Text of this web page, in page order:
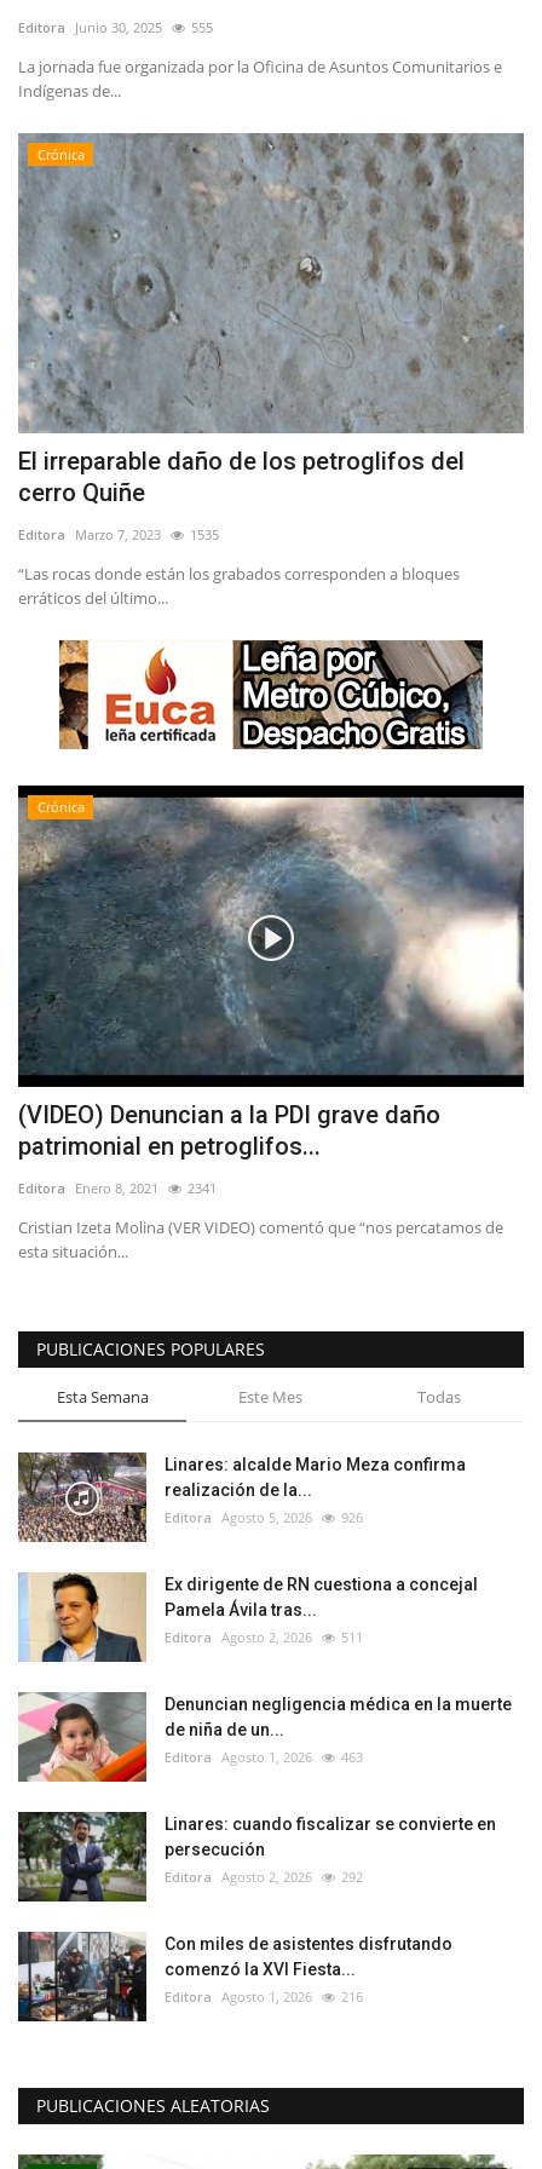
Editora Junio 30, 2025 555
La jornada fue organizada por la Oficina de Asuntos Comunitarios e
Indígenas de...
Crónica
El irreparable daño de los petroglifos del
cerro Quiñe
Editora Marzo 7, 2023 1535
“Las rocas donde están los grabados corresponden a bloques
erráticos del último...
Crónica
(VIDEO) Denuncian a la PDI grave daño
patrimonial en petroglifos...
Editora Enero 8, 2021 2341
Cristian Izeta Molina (VER VIDEO) comentó que “nos percatamos de
esta situación...
PUBLICACIONES POPULARES
Esta Semana Este Mes Todas
Linares: alcalde Mario Meza confirma
realización de la...
Editora Agosto 5, 2026 926
Ex dirigente de RN cuestiona a concejal
Pamela Ávila tras...
Editora Agosto 2, 2026 511
Denuncian negligencia médica en la muerte
de niña de un...
Editora Agosto 1, 2026 463
Linares: cuando fiscalizar se convierte en
persecución
Editora Agosto 2, 2026 292
Con miles de asistentes disfrutando
comenzó la XVI Fiesta...
Editora Agosto 1, 2026 216
PUBLICACIONES ALEATORIAS